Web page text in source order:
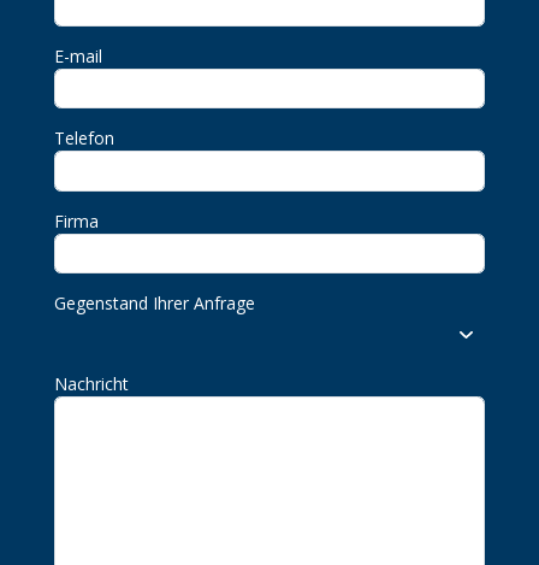
E-mail
Telefon
Firma
Gegenstand Ihrer Anfrage
Nachricht